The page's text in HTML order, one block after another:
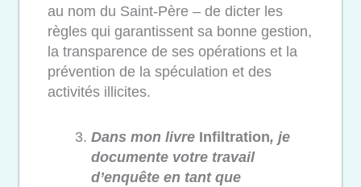
au nom du Saint-Père – de dicter les
règles qui garantissent sa bonne gestion,
la transparence de ses opérations et la
prévention de la spéculation et des
activités illicites.
Dans mon livre Infiltration, je
documente votre travail
d’enquête en tant que